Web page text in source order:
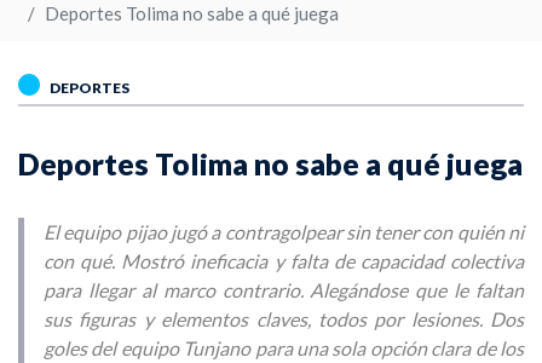
Deportes Tolima no sabe a qué juega
DEPORTES
Deportes Tolima no sabe a qué juega
El equipo pijao jugó a contragolpear sin tener con quién ni
con qué. Mostró ineficacia y falta de capacidad colectiva
para llegar al marco contrario. Alegándose que le faltan
sus figuras y elementos claves, todos por lesiones. Dos
goles del equipo Tunjano para una sola opción clara de los